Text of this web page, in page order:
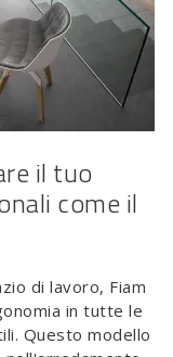
il tuo
come il
di lavoro, Fiam
in tutte le
Questo modello